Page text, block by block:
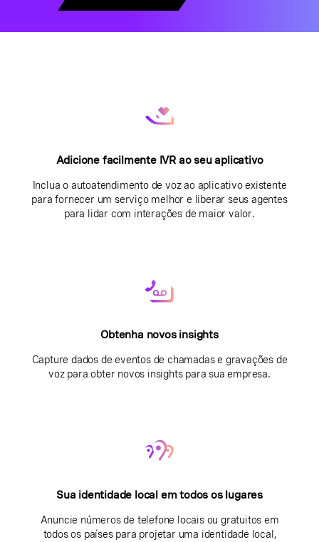
Adicione facilmente IVR ao seu aplicativo
Inclua o autoatendimento de voz ao aplicativo existente
para fornecer um serviço melhor e liberar seus agentes
para lidar com interações de maior valor.
Obtenha novos insights
Capture dados de eventos de chamadas e gravações de
voz para obter novos insights para sua empresa.
Sua identidade local em todos os lugares
Anuncie números de telefone locais ou gratuitos em
todos os países para projetar uma identidade local,